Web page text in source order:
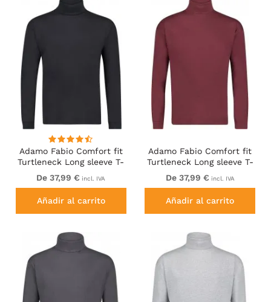
Adamo Fabio Comfort fit
Turtleneck Long sleeve T-
shirt Black
De 37,99 € incl. IVA
Añadir al carrito
Adamo Fabio Comfort fit
Turtleneck Long sleeve T-
shirt Burgundy
De 37,99 € incl. IVA
Añadir al carrito